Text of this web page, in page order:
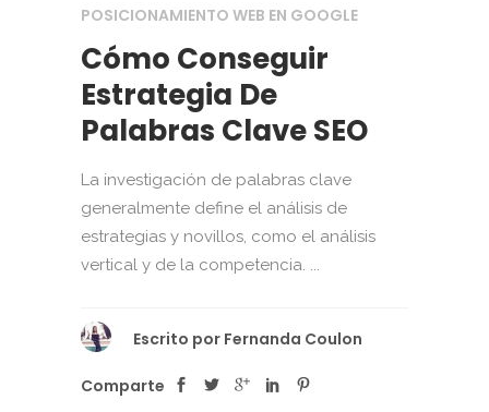
POSICIONAMIENTO WEB EN GOOGLE
Cómo Conseguir
Estrategia De
Palabras Clave SEO
La investigación de palabras clave
generalmente define el análisis de
estrategias y novillos, como el análisis
vertical y de la competencia. ...
Escrito por Fernanda Coulon
Comparte